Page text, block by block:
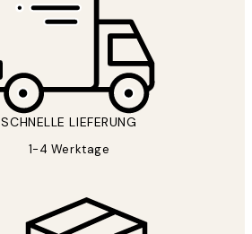
SCHNELLE LIEFERUNG
1-4 Werktage